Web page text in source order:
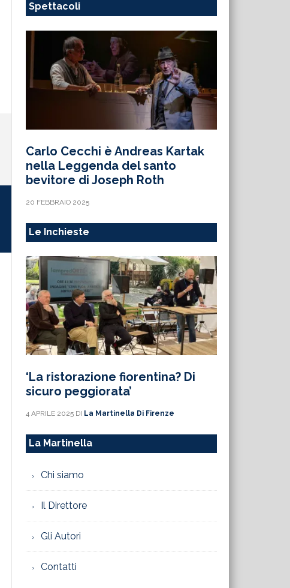
Spettacoli
Carlo Cecchi è Andreas Kartak
nella Leggenda del santo
bevitore di Joseph Roth
20 FEBBRAIO 2025
Le Inchieste
‘La ristorazione fiorentina? Di
sicuro peggiorata’
4 APRILE 2025 DI La Martinella Di Firenze
La Martinella
Chi siamo
Il Direttore
Gli Autori
Contatti